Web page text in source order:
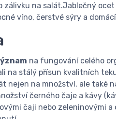
zálivku na salát.Jablečný
víno, čerstvé sýry a
na fungování celého
na stálý přísun kvalitních
nejen na množství, ale také
černého čaje a kávy
čaji nebo zeleninovými